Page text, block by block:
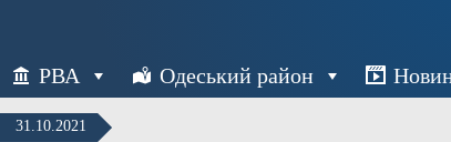
РВА Одеський район
31.10.2021